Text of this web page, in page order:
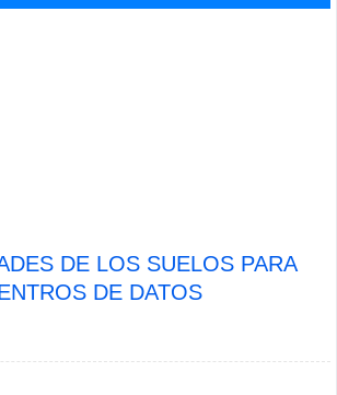
DE LOS SUELOS PARA
DE DATOS